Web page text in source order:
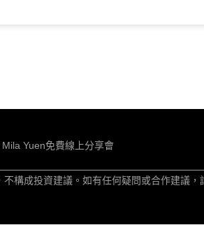
Yuen免費線上分享會
構成投資建議。如有任何疑問或合作建議，